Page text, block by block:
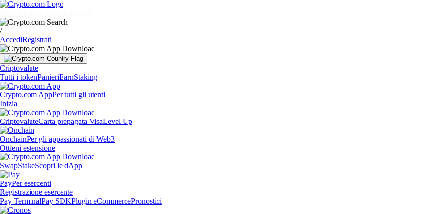
/
AccediRegistrati
Criptovalute
Tutti i tokenPanieriEarnStaking
Crypto.com AppPer tutti gli utenti
Inizia
CriptovaluteCarta prepagata VisaLevel Up
OnchainPer gli appassionati di Web3
Ottieni estensione
SwapStakeScopri le dApp
PayPer esercenti
Registrazione esercente
Pay TerminalPay SDKPlugin eCommercePronostici